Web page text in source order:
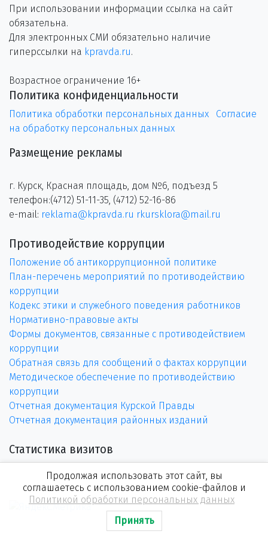
При использовании информации ссылка на сайт
обязательна.
Для электронных СМИ обязательно наличие
гиперссылки на kpravda.ru.
Возрастное ограничение 16+
Политика конфиденциальности
Политика обработки персональных данных
Согласие
на обработку персональных данных
Размещение рекламы
г. Курск, Красная площадь, дом №6, подъезд 5
телефон:(4712) 51-11-35, (4712) 52-16-86
e-mail: reklama@kpravda.ru rkursklora@mail.ru
Противодействие коррупции
Положение об антикоррупционной политике
План-перечень мероприятий по противодействию
коррупции
Кодекс этики и служебного поведения работников
Нормативно-правовые акты
Формы документов, связанные с противодействием
коррупции
Обратная связь для сообщений о фактах коррупции
Методическое обеспечение по противодействию
коррупции
Отчетная документация Курской Правды
Отчетная документация районных изданий
Статистика визитов
Продолжая использовать этот сайт, вы
соглашаетесь с использованием cookie-файлов и
Политикой обработки персональных данных
Принять